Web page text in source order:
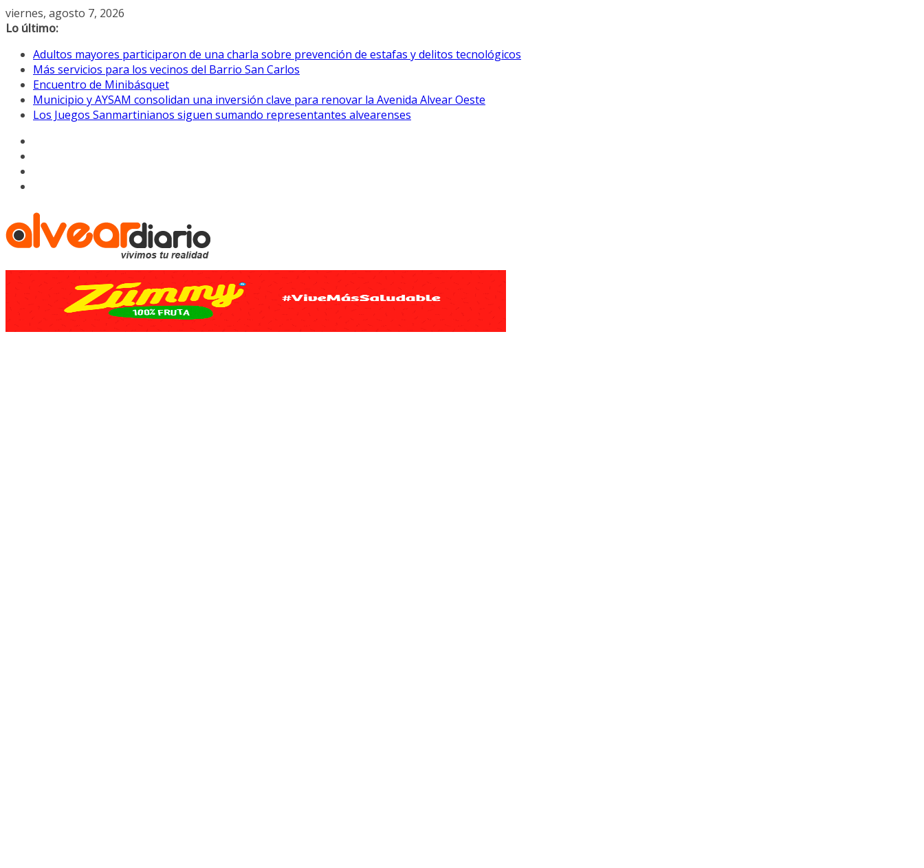
Saltar
al
viernes, agosto 7, 2026
Lo último:
Adultos mayores participaron de una charla sobre prevención de estafas y delitos tecnológicos
Más servicios para los vecinos del Barrio San Carlos
Encuentro de Minibásquet
Municipio y AYSAM consolidan una inversión clave para renovar la Avenida Alvear Oeste
Los Juegos Sanmartinianos siguen sumando representantes alvearenses